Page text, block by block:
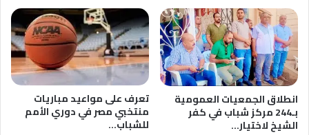
انطلاق الجمعيات العمومية
بـ244 مركز شباب في كفر
الشيخ لاختيار…
تعرف على مواعيد مباريات
منتخبي مصر في دوري الأمم
للشباب…